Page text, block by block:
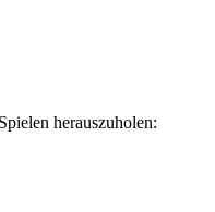
herauszuholen: